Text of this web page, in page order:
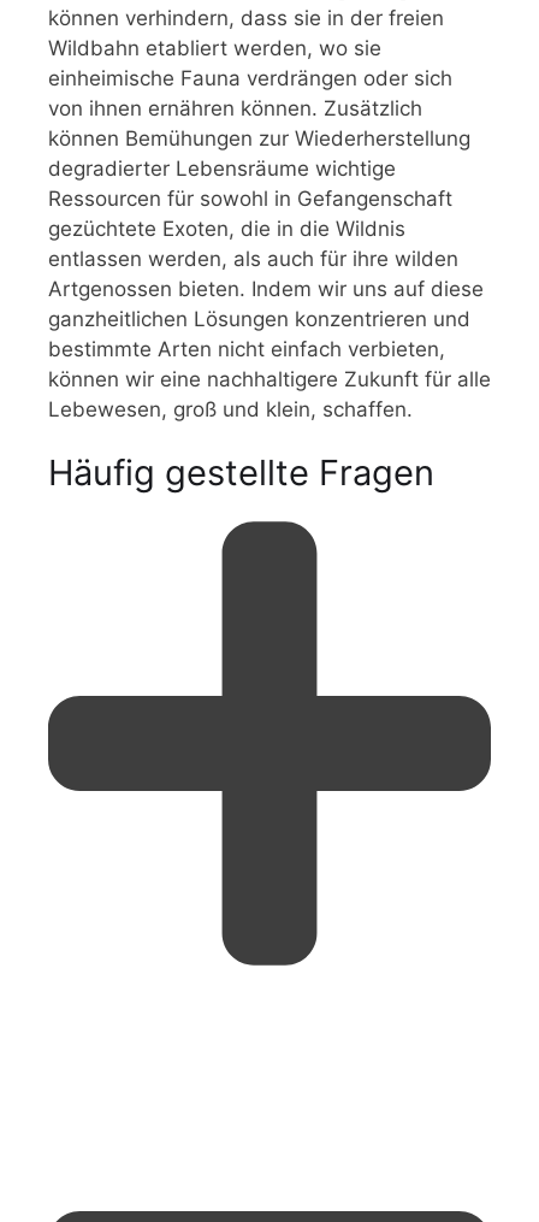
können verhindern, dass sie in der freien
Wildbahn etabliert werden, wo sie
einheimische Fauna verdrängen oder sich
von ihnen ernähren können. Zusätzlich
können Bemühungen zur Wiederherstellung
degradierter Lebensräume wichtige
Ressourcen für sowohl in Gefangenschaft
gezüchtete Exoten, die in die Wildnis
entlassen werden, als auch für ihre wilden
Artgenossen bieten. Indem wir uns auf diese
ganzheitlichen Lösungen konzentrieren und
bestimmte Arten nicht einfach verbieten,
können wir eine nachhaltigere Zukunft für alle
Lebewesen, groß und klein, schaffen.
Häufig gestellte Fragen